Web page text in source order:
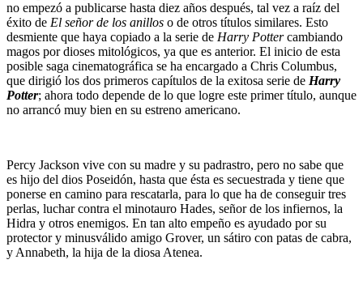
no empezó a publicarse hasta diez años después, tal vez a raíz del
éxito de El señor de los anillos o de otros títulos similares. Esto
desmiente que haya copiado a la serie de Harry Pottercambiando
magos por dioses mitológicos, ya que es anterior. El inicio de esta
posible saga cinematográfica se ha encargado a Chris Columbus,
que dirigió los dos primeros capítulos de la exitosa serie de Harry
Potter; ahora todo depende de lo que logre este primer título, aunque
no arrancó muy bien en su estreno americano.
Percy Jackson vive con su madre y su padrastro, pero no sabe que
es hijo del dios Poseidón, hasta que ésta es secuestrada y tiene que
ponerse en camino para rescatarla, para lo que ha de conseguir tres
perlas, luchar contra el minotauro Hades, señor de los infiernos, la
Hidra y otros enemigos. En tan alto empeño es ayudado por su
protector y minusválido amigo Grover, un sátiro con patas de cabra,
y Annabeth, la hija de la diosa Atenea.